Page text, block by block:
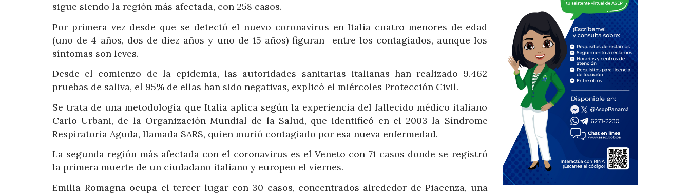
sigue siendo la región más afectada, con 258 casos.
Por primera vez desde que se detectó el nuevo coronavirus en Italia cuatro menores de edad
(uno de 4 años, dos de diez años y uno de 15 años) figuran entre los contagiados, aunque los
síntomas son leves.
Desde el comienzo de la epidemia, las autoridades sanitarias italianas han realizado 9.462
pruebas de saliva, el 95% de ellas han sido negativas, explicó el miércoles Protección Civil.
Se trata de una metodología que Italia aplica según la experiencia del fallecido médico italiano
Carlo Urbani, de la Organización Mundial de la Salud, que identificó en el 2003 la Síndrome
Respiratoria Aguda, llamada SARS, quien murió contagiado por esa nueva enfermedad.
La segunda región más afectada con el coronavirus es el Veneto con 71 casos donde se registró
la primera muerte de un ciudadano italiano y europeo el viernes.
Emilia-Romagna ocupa el tercer lugar con 30 casos, concentrados alrededor de Piacenza, una